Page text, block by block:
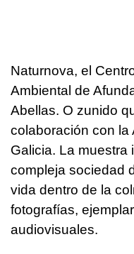
Naturnova, el
Ambiental de
Abellas. O zunido
colaboración con la
Galicia. La muestra
compleja sociedad
vida dentro de la
fotografías,
audiovisuales.